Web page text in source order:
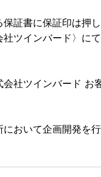
証書に保証印は押
ツインバード〉にて
社ツインバード お
おいて企画開発を